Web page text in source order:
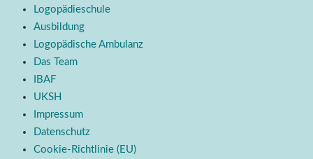
Logopädieschule
Ausbildung
Logopädische Ambulanz
Das Team
IBAF
UKSH
Impressum
Datenschutz
Cookie-Richtlinie (EU)